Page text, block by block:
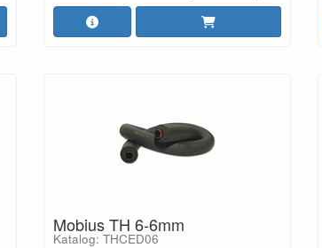
Mobius TH 6-6mm
Katalog: THCED06